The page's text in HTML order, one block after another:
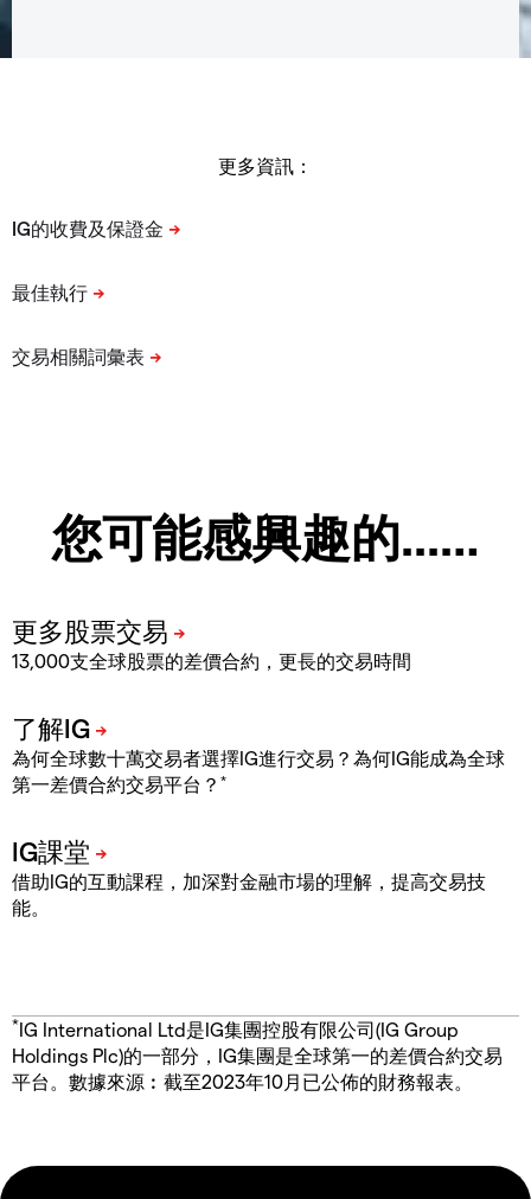
更多資訊：
您可能感興趣的...…
13,000支全球股票的差價合約，更長的交易時間
為何全球數十萬交易者選擇IG進行交易？為何IG能成為全球
第一差價合約交易平台？ *
借助IG的互動課程，加深對金融市場的理解，提高交易技
能。
*IG International Ltd是IG集團控股有限公司(IG Group
Holdings Plc)的一部分，IG集團是全球第一的差價合約交易
平台。數據來源︰截至2023年10月已公佈的財務報表。